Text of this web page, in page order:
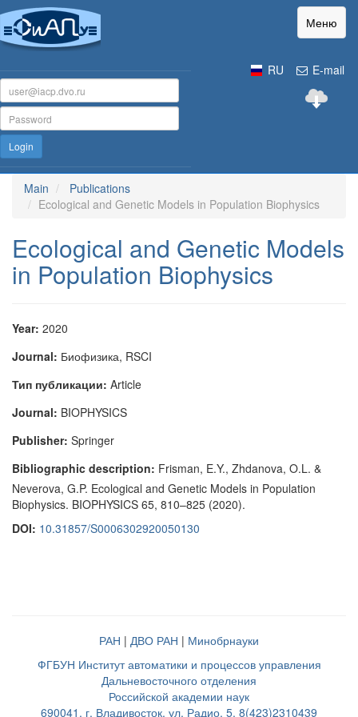
Меню
E-mail
RU
Login
Main
Publications
Ecological and Genetic Models in Population Biophysics
Ecological and Genetic Models
in Population Biophysics
Year: 2020
Journal: Биофизика, RSCI
Тип публикации: Article
Journal: BIOPHYSICS
Publisher: Springer
Bibliographic description: Frisman, E.Y., Zhdanova, O.L. &
Neverova, G.P. Ecological and Genetic Models in Population
Biophysics. BIOPHYSICS 65, 810–825 (2020).
DOI: 10.31857/S0006302920050130
РАН | ДВО РАН | Минобрнауки
ФГБУН Институт автоматики и процессов управления
Дальневосточного отделения
Российской академии наук
690041, г. Владивосток, ул. Радио, 5, 8(423)2310439